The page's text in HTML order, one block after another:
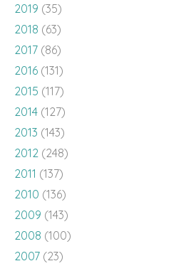
2019 (35)
2018 (63)
2017 (86)
2016 (131)
2015 (117)
2014 (127)
2013 (143)
2012 (248)
2011 (137)
2010 (136)
2009 (143)
2008 (100)
2007 (23)